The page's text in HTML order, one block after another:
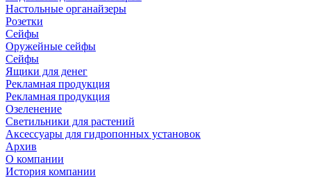
Настольные органайзеры
Розетки
Сейфы
Оружейные сейфы
Сейфы
Ящики для денег
Рекламная продукция
Рекламная продукция
Озеленение
Светильники для растений
Аксессуары для гидропонных установок
Архив
О компании
История компании